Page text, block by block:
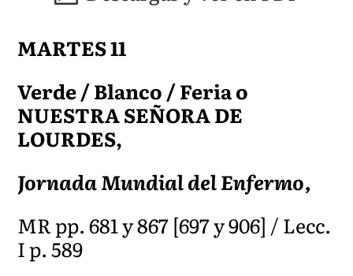
MARTES 11
Verde / Blanco / Feria o
NUESTRA SEÑORA DE
LOURDES,
Jornada Mundial del Enfermo,
MR pp. 681 y 867 [697 y 906] / Lecc.
I p. 589